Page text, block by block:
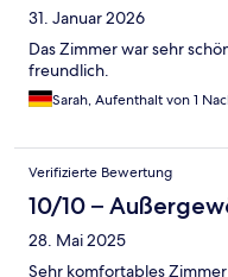
31. Januar 2026
Das Zimmer war sehr
freundlich.
Sarah, Aufenthalt von 1
Verifizierte Bewertung
10/10 –
28. Mai 2025
Sehr komfortables